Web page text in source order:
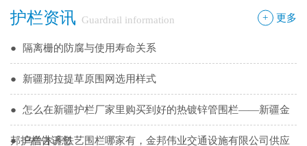
+ 更多
护栏资讯 Guardrail information
● 候车亭规格型号小解
● 隔离栅的防腐与使用寿命关系
● 新疆那拉提草原围网选用样式
● 怎么在新疆护栏厂家里购买到好的热镀锌管围栏——新疆金
邦护栏告诉您
● 乌鲁木齐铁艺围栏哪家有，金邦伟业交通设施有限公司供应